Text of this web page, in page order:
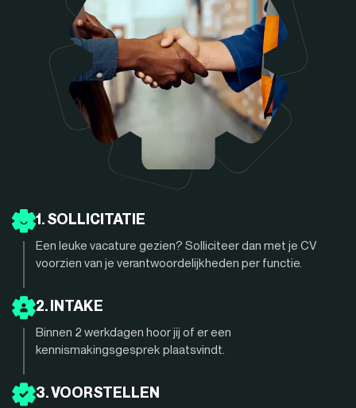
1. SOLLICITATIE
Een leuke vacature gezien? Solliciteer dan met je CV
voorzien van je verantwoordelijkheden per functie.
2. INTAKE
Binnen 2 werkdagen hoor jij of er een
kennismakingsgesprek plaatsvindt.
3. VOORSTELLEN